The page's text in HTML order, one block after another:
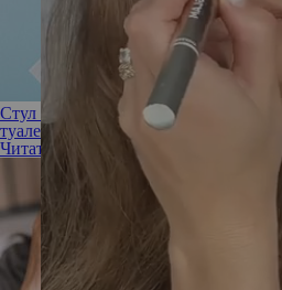
Стул по расписанию: три продукта,
туалет
Читать полностью